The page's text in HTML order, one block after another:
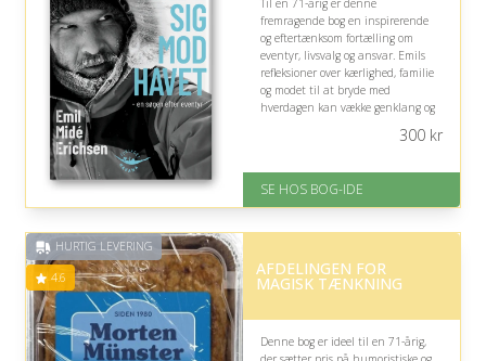
Til en 71-årig er denne
fremragende bog en inspirerende
og eftertænksom fortælling om
eventyr, livsvalg og ansvar. Emils
refleksioner over kærlighed, familie
og modet til at bryde med
hverdagen kan vække genklang og
På lager
Levering: 1-3 hverdage -
Gratis fragt
på 4.6 ud af 5
300kr
SE HOS BOG-IDE
HURTIG LEVERING
4.6 AFDELINGEN FOR
MAGISK TÆNKNING
Denne bog er ideel til en 71-årig,